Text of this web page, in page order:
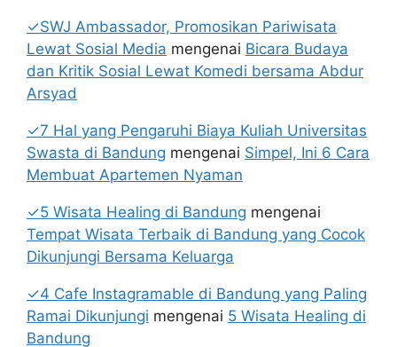
✓SWJ Ambassador, Promosikan Pariwisata
Lewat Sosial Media mengenai Bicara Budaya
dan Kritik Sosial Lewat Komedi bersama Abdur
Arsyad
✓7 Hal yang Pengaruhi Biaya Kuliah Universitas
Swasta di Bandung mengenai Simpel, Ini 6 Cara
Membuat Apartemen Nyaman
✓5 Wisata Healing di Bandung mengenai
Tempat Wisata Terbaik di Bandung yang Cocok
Dikunjungi Bersama Keluarga
✓4 Cafe Instagramable di Bandung yang Paling
Ramai Dikunjungi mengenai 5 Wisata Healing di
Bandung